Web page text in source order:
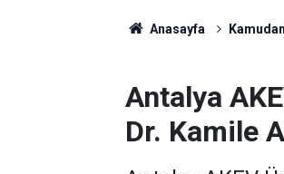
Anasayfa
Antalya
Dr. Kamile